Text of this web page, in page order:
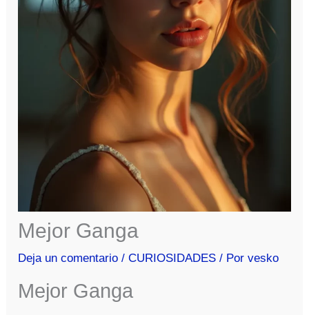
Mejor Ganga
Deja un comentario /CURIOSIDADES / Porvesko
Mejor Ganga